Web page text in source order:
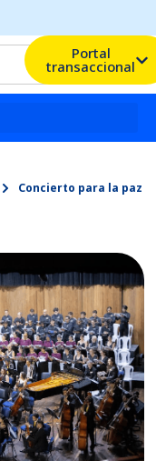
Portal
transaccional
Concierto para la paz